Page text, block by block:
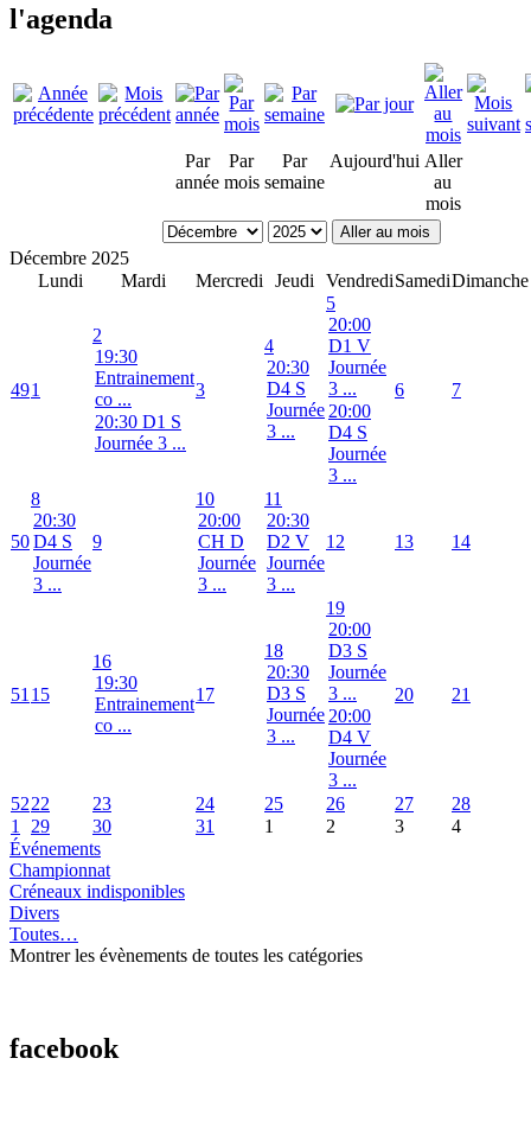
l'agenda
Par
année
Par
mois
Par
semaine
Aujourd'hui Aller
au
mois
Aller au mois
Décembre 2025
Lundi
Mardi Mercredi Jeudi VendrediSamediDimanche
491
2
19:30
Entrainement
co ...
20:30 D1 S
Journée 3 ...
3
4
20:30
D4 S
Journée
3 ...
5
20:00
D1 V
Journée
3 ...
20:00
D4 S
Journée
3 ...
6 7
50
8
20:30
D4 S
Journée
3 ...
9
10
20:00
CH D
Journée
3 ...
11
20:30
D2 V
Journée
3 ...
12 13 14
51 15
16
19:30
Entrainement
co ...
17
18
20:30
D3 S
Journée
3 ...
19
20:00
D3 S
Journée
3 ...
20:00
D4 V
Journée
3 ...
20 21
5222 23 24 25 26 27
28
1
29 30 31 1 2 3
4
Événements
Championnat
Créneaux indisponibles
Divers
Toutes…
Montrer les évènements de toutes les catégories
facebook